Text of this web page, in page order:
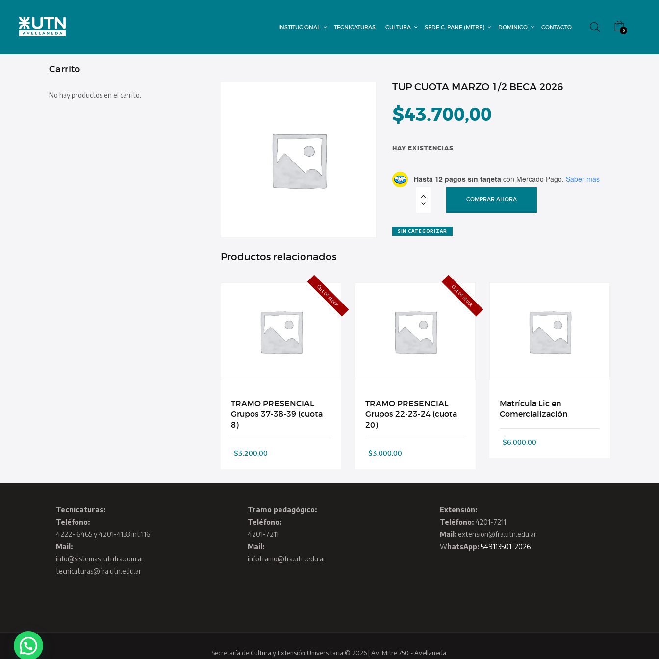
INSTITUCIONAL TECNICATURAS CULTURA SEDE G. PANE (MITRE) DOMÍNICO CONTACTO 0
DOMÍNICO
CONTACTO
TUP CUOTA MARZO 1/2 BECA 2026
$43.700,00
HAY EXISTENCIAS
Hasta 12 pagos sin tarjetacon Mercado Pago. Saber más
2026
cantidad
COMPRAR AHORA
SIN CATEGORIZAR
Productos relacionados
Out of stock
TRAMO PRESENCIAL
Grupos 37-38-39 (cuota
8)
$3.200,00
Out of stock
TRAMO PRESENCIAL
Grupos 22-23-24 (cuota
20)
$3.000,00
Matrícula Lic en
Comercialización
$6.000,00
Carrito
No hay productos en el carrito.
Tecnicaturas:
Teléfono:
4222- 6465 y 4201-4133 int 116
Mail:
info@sistemas-utnfra.com.ar
tecnicaturas@fra.utn.edu.ar
Tramo pedagógico:
Teléfono:
4201-7211
Mail:
infotramo@fra.utn.edu.ar
Extensión:
Teléfono:4201-7211
Mail:extension@fra.utn.edu.ar
WhatsApp:549113501-2026
Secretaría de Cultura y Extensión Universitaria © 2026 | Av. Mitre 750 - Avellaneda.